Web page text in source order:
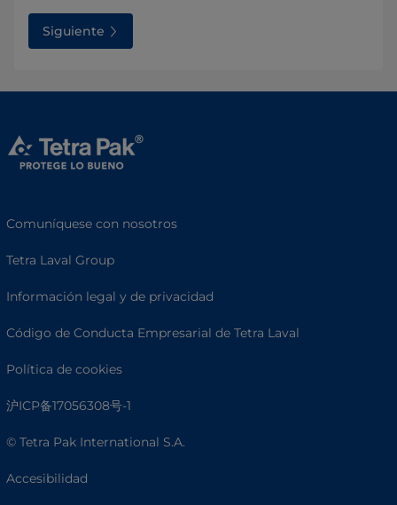
Siguiente
Comuníquese con nosotros
Tetra Laval Group
Información legal y de privacidad
Código de Conducta Empresarial de Tetra Laval
Política de cookies
沪ICP备17056308号-1
© Tetra Pak International S.A.
Accesibilidad